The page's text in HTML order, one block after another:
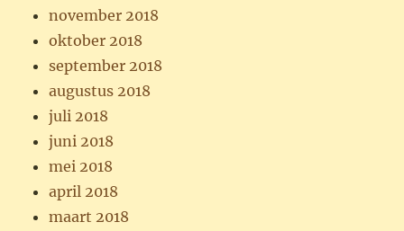
november 2018
oktober 2018
september 2018
augustus 2018
juli 2018
juni 2018
mei 2018
april 2018
maart 2018